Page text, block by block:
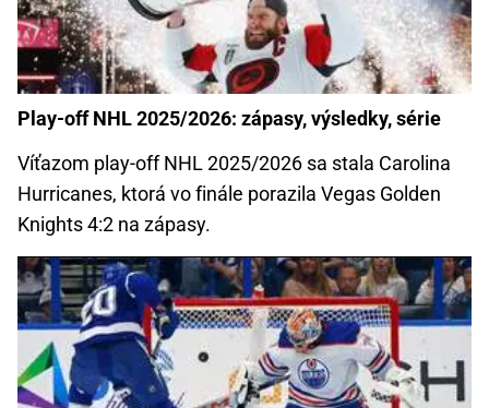
Play-off NHL 2025/2026: zápasy, výsledky, série
Víťazom play-off NHL 2025/2026 sa stala Carolina
Hurricanes, ktorá vo finále porazila Vegas Golden
Knights 4:2 na zápasy.